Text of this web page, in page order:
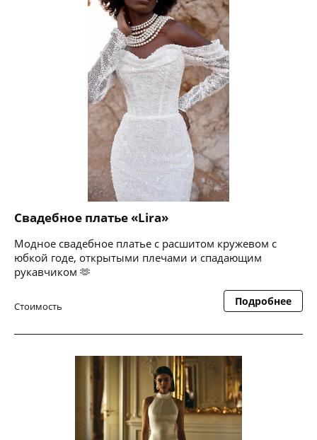
Свадебное платье «Lira»
Модное свадебное платье с расшитом кружевом с
юбкой годе, открытыми плечами и спадающим
рукавчиком 🫶
Стоимость Подробнее